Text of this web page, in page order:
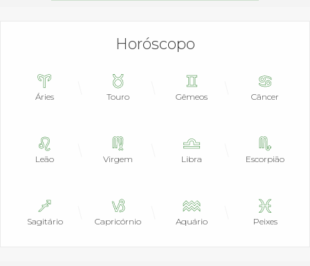
Horóscopo
Áries Touro Gêmeos Câncer
Leão Virgem Libra Escorpião
Sagitário Capricórnio Aquário Peixes